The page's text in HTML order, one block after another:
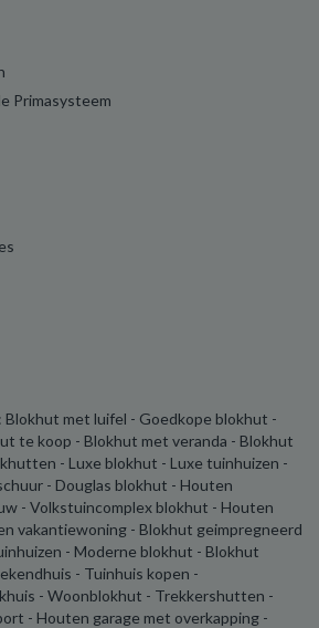
Primasysteem
Blokhut met luifel - Goedkope blokhut -
te koop - Blokhut met veranda - Blokhut
- Luxe blokhut - Luxe tuinhuizen -
- Douglas blokhut - Houten
- Volkstuincomplex blokhut - Houten
vakantiewoning - Blokhut geimpregneerd
- Moderne blokhut - Blokhut
- Tuinhuis kopen -
- Woonblokhut - Trekkershutten -
- Houten garage met overkapping -